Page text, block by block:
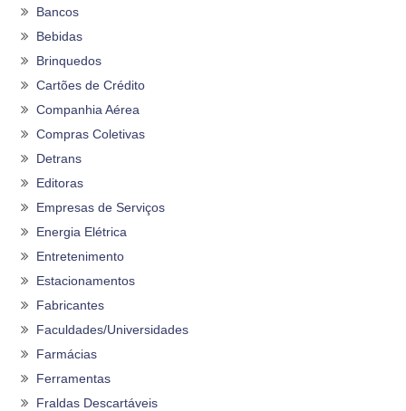
Bancos
Bebidas
Brinquedos
Cartões de Crédito
Companhia Aérea
Compras Coletivas
Detrans
Editoras
Empresas de Serviços
Energia Elétrica
Entretenimento
Estacionamentos
Fabricantes
Faculdades/Universidades
Farmácias
Ferramentas
Fraldas Descartáveis